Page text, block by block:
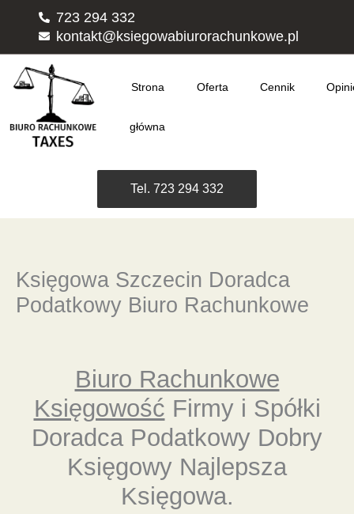
723 294 332
kontakt@ksiegowabiurorachunkowe.pl
Strona
główna
Oferta Cennik
Tel. 723 294 332
Księgowa Szczecin Doradca
Podatkowy Biuro Rachunkowe
Biuro Rachunkowe
Księgowość Firmy i Spółki
Doradca Podatkowy Dobry
Księgowy Najlepsza
Księgowa.